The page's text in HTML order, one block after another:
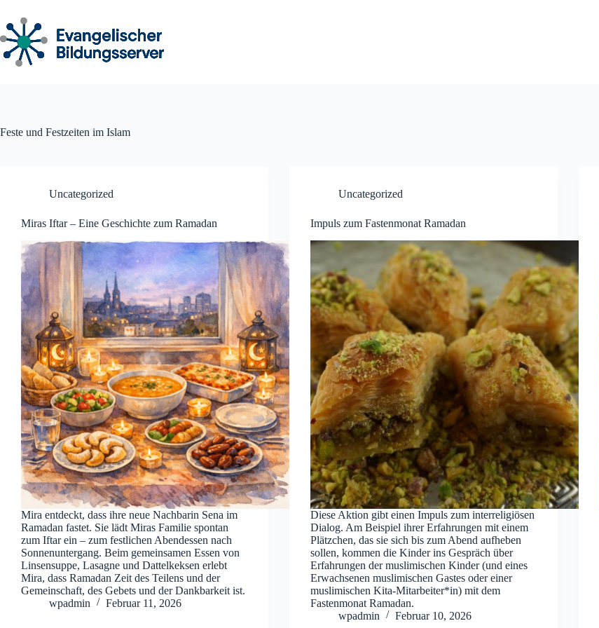
Inhalt
springen
Feste und Festzeiten im Islam
Uncategorized
Miras Iftar – Eine Geschichte zum Ramadan
Mira entdeckt, dass ihre neue Nachbarin Sena im
Ramadan fastet. Sie lädt Miras Familie spontan
zum Iftar ein – zum festlichen Abendessen nach
Sonnenuntergang. Beim gemeinsamen Essen von
Linsensuppe, Lasagne und Dattelkeksen erlebt
Mira, dass Ramadan Zeit des Teilens und der
Gemeinschaft, des Gebets und der Dankbarkeit ist.
wpadmin
Februar 11, 2026
Uncategorized
Impuls zum Fastenmonat Ramadan
Diese Aktion gibt einen Impuls zum interreligiösen
Dialog. Am Beispiel ihrer Erfahrungen mit einem
Plätzchen, das sie sich bis zum Abend aufheben
sollen, kommen die Kinder ins Gespräch über
Erfahrungen der muslimischen Kinder (und eines
Erwachsenen muslimischen Gastes oder einer
muslimischen Kita-Mitarbeiter*in) mit dem
Fastenmonat Ramadan.
wpadmin
Februar 10, 2026